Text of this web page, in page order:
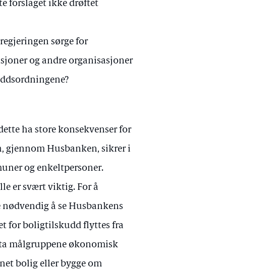
forslaget ikke drøftet
sørge for
og andre organisasjoner
ha store konsekvenser for
gjennom Husbanken, sikrer i
og enkeltpersoner.
er svært viktig. For å
å se Husbankens
for boligtilskudd flyttes fra
målgruppene økonomisk
bolig eller bygge om